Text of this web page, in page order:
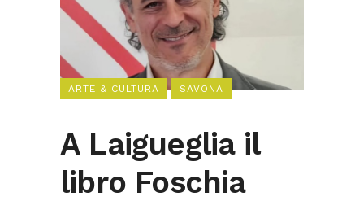
ARTE & CULTURA SAVONA
A Laigueglia il
libro Foschia